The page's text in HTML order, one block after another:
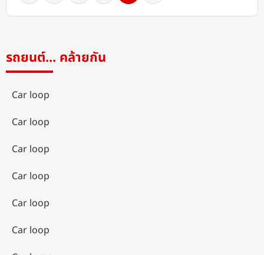
รถยนต์... คล้ายกัน
Car loop
Car loop
Car loop
Car loop
Car loop
Car loop